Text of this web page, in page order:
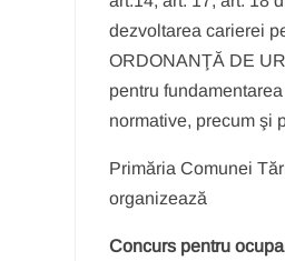
dezvoltarea carierei
ORDONANŢĂ DE
pentru
normative, precum şi
Primăria Comunei
organizează
Concurs pentru